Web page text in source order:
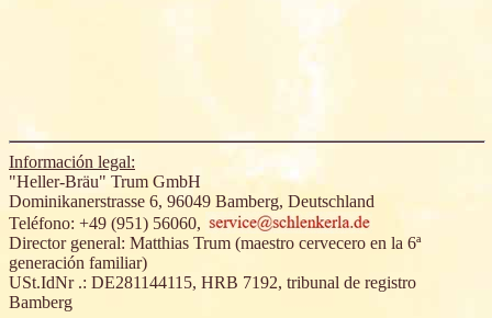
Información legal:
"Heller-Bräu" Trum GmbH
Dominikanerstrasse 6, 96049 Bamberg, Deutschland
Teléfono: +49 (951) 56060,
Director general: Matthias Trum (maestro cervecero en la 6ª
generación familiar)
USt.IdNr .: DE281144115, HRB 7192, tribunal de registro
Bamberg